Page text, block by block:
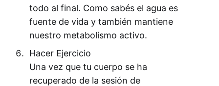
todo al final. Como sabés el agua es
fuente de vida y también mantiene
nuestro metabolismo activo.
Hacer Ejercicio
Una vez que tu cuerpo se ha
recuperado de la sesión de